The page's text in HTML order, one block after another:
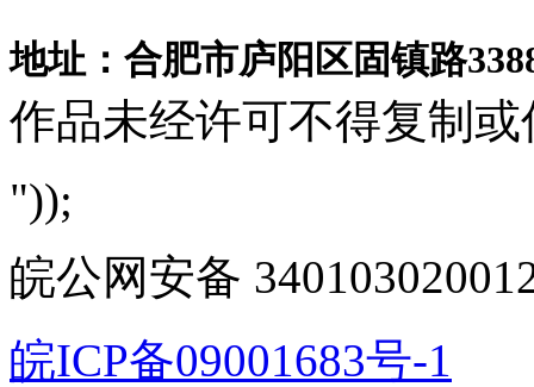
地址：合肥市庐阳区固镇路
作品未经许可不得复制或
"));
皖公网安备
皖ICP备09001683号-1